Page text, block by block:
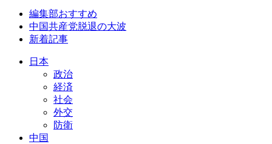
編集部おすすめ
中国共産党脱退の大波
新着記事
日本
政治
経済
社会
外交
防衛
中国